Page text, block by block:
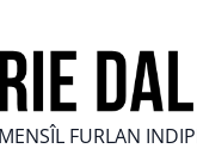
FURLAN